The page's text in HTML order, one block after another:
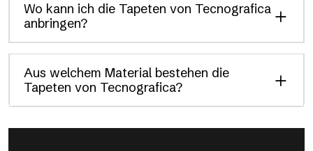
Wo kann ich die Tapeten von Tecnografica
anbringen?
Aus welchem Material bestehen die
Tapeten von Tecnografica?